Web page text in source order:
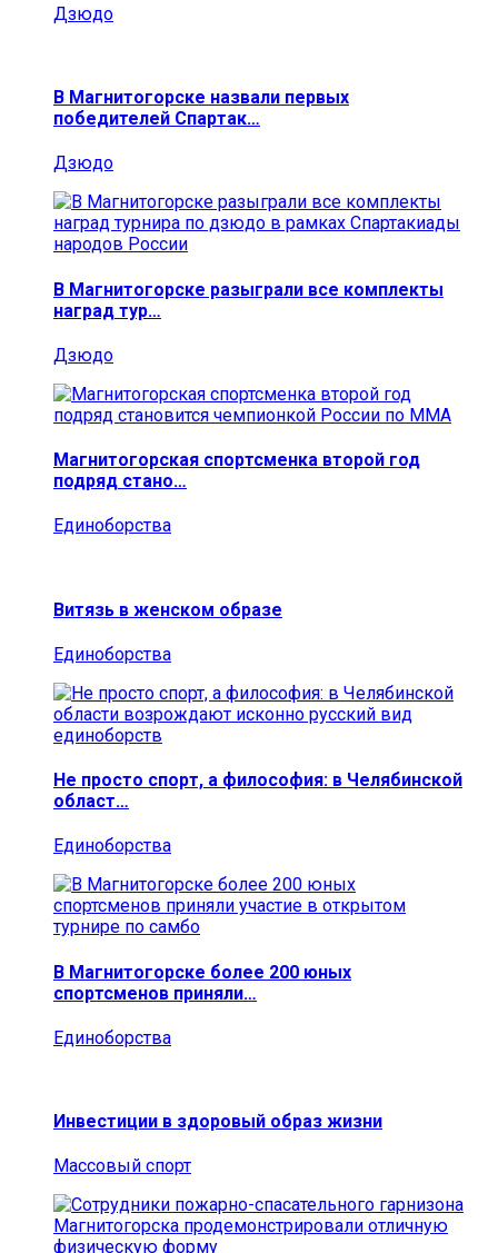
Дзюдо
В Магнитогорске назвали первых
победителей Спартак…
Дзюдо
В Магнитогорске разыграли все комплекты
наград тур…
Дзюдо
Магнитогорская спортсменка второй год
подряд стано…
Единоборства
Витязь в женском образе
Единоборства
Не просто спорт, а философия: в Челябинской
област…
Единоборства
В Магнитогорске более 200 юных
спортсменов приняли…
Единоборства
Инвестиции в здоровый образ жизни
Массовый спорт